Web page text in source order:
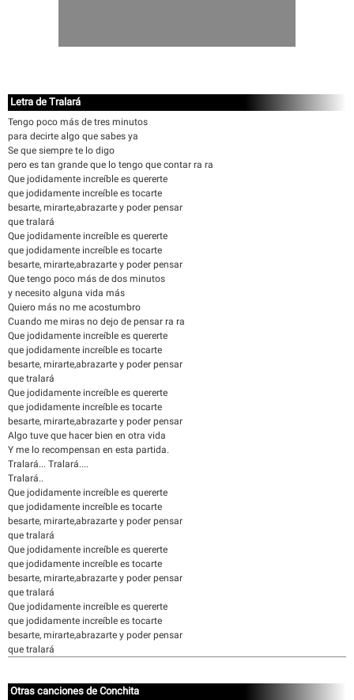
Letra de Tralará
Tengo poco más de tres minutos
para decirte algo que sabes ya
Se que siempre te lo digo
pero es tan grande que lo tengo que contar ra ra
Que jodidamente increíble es quererte
que jodidamente increíble es tocarte
besarte, mirarte,abrazarte y poder pensar
que tralará
Que jodidamente increíble es quererte
que jodidamente increíble es tocarte
besarte, mirarte,abrazarte y poder pensar
Que tengo poco más de dos minutos
y necesito alguna vida más
Quiero más no me acostumbro
Cuando me miras no dejo de pensar ra ra
Que jodidamente increíble es quererte
que jodidamente increíble es tocarte
besarte, mirarte,abrazarte y poder pensar
que tralará
Que jodidamente increíble es quererte
que jodidamente increíble es tocarte
besarte, mirarte,abrazarte y poder pensar
Algo tuve que hacer bien en otra vida
Y me lo recompensan en esta partida.
Tralará... Tralará....
Tralará..
Que jodidamente increíble es quererte
que jodidamente increíble es tocarte
besarte, mirarte,abrazarte y poder pensar
que tralará
Que jodidamente increíble es quererte
que jodidamente increíble es tocarte
besarte, mirarte,abrazarte y poder pensar
que tralará
Que jodidamente increíble es quererte
que jodidamente increíble es tocarte
besarte, mirarte,abrazarte y poder pensar
que tralará
Otras canciones de Conchita